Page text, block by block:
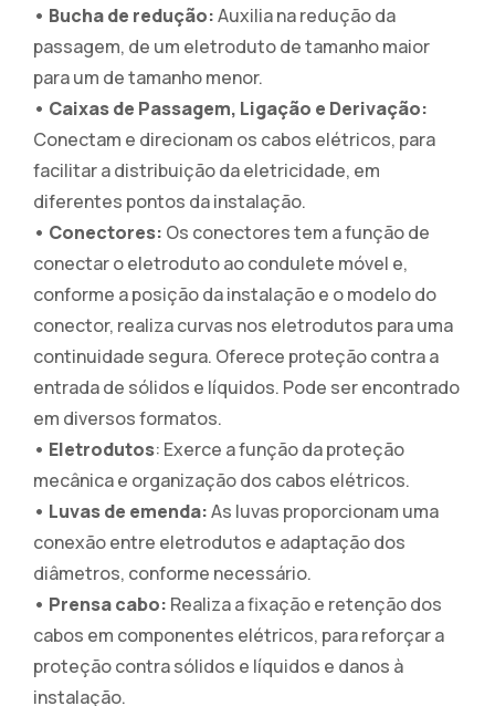
• Bucha de redução:Auxilia na redução da
passagem, de um eletroduto de tamanho maior
para um de tamanho menor.
• Caixas de Passagem, Ligação e Derivação:
Conectam e direcionam os cabos elétricos, para
facilitar a distribuição da eletricidade, em
diferentes pontos da instalação.
• Conectores: Os conectores tem a função de
conectar o eletroduto ao condulete móvel e,
conforme a posição da instalação e o modelo do
conector, realiza curvas nos eletrodutos para uma
continuidade segura. Oferece proteção contra a
entrada de sólidos e líquidos. Pode ser encontrado
em diversos formatos.
• Eletrodutos: Exerce a função da proteção
mecânica e organização dos cabos elétricos.
• Luvas de emenda:As luvas proporcionam uma
conexão entre eletrodutos e adaptação dos
diâmetros, conforme necessário.
• Prensa cabo: Realiza a fixação e retenção dos
cabos em componentes elétricos, para reforçar a
proteção contra sólidos e líquidos e danos à
instalação.